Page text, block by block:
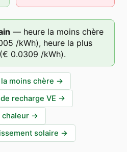
— heure la moins chère
/kWh), heure la plus
(€ 0.0309 /kWh).
moins chère →
recharge VE →
chaleur →
solaire →